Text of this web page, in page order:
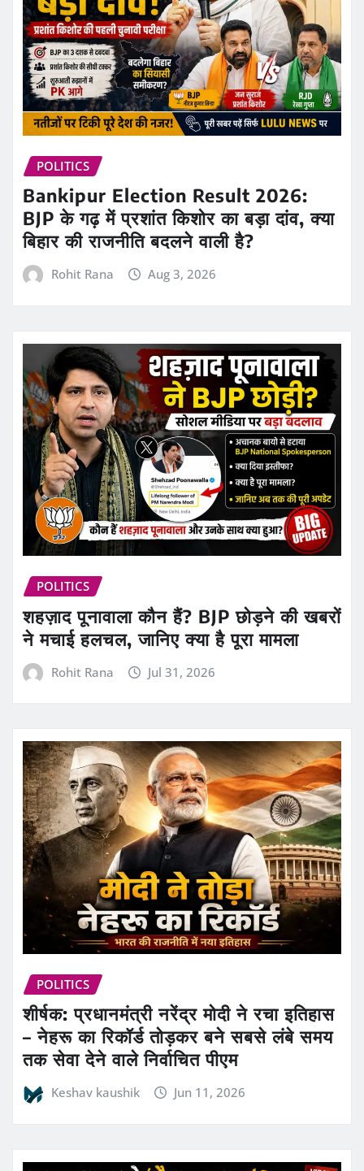
POLITICS
Bankipur Election Result 2026:
BJP के गढ़ में प्रशांत किशोर का बड़ा दांव, क्या
बिहार की राजनीति बदलने वाली है?
Rohit Rana Aug 3, 2026
POLITICS
शहज़ाद पूनावाला कौन हैं? BJP छोड़ने की खबरों
ने मचाई हलचल, जानिए क्या है पूरा मामला
Rohit Rana Jul 31, 2026
POLITICS
शीर्षक: प्रधानमंत्री नरेंद्र मोदी ने रचा इतिहास
– नेहरू का रिकॉर्ड तोड़कर बने सबसे लंबे समय
तक सेवा देने वाले निर्वाचित पीएम
Keshav kaushik Jun 11, 2026